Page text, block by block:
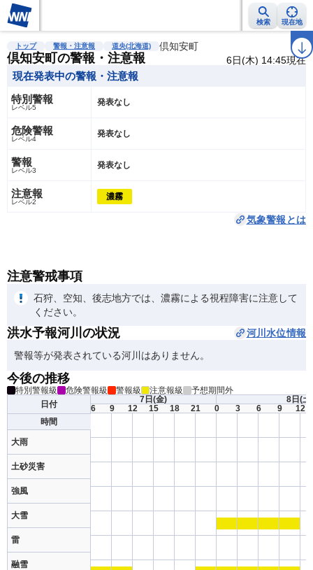
検索 現在地
雨雲レーダー 台風情報 地震情報 警報・注意報 ラ
トップ 警報・注意報 道央(北海道) 倶知安町
倶知安町の警報・注意報 6日(木) 14:45現在
現在発表中の警報・注意報
特別警報
レベル5 発表なし
危険警報
レベル4 発表なし
警報
レベル3 発表なし
注意報
レベル2 濃霧
気象警報とは
注意警戒事項
石狩、空知、後志地方では、濃霧による視程障害に注意して
ください。
洪水予報河川の状況
河川水位情報
警報等が発表されている河川はありません。
今後の推移
特別警報級 危険警報級 警報級 注意報級
予想期間外
日付
時間
大雨
土砂災害
強風
大雪
雷
融雪
7日 (金)
6
9 12 15 18 21
8日 (土)
0
3 6 9 12